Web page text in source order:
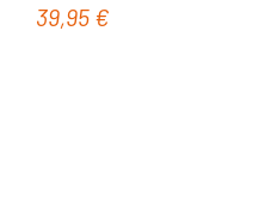
Regulärer Preis:
39,95 €